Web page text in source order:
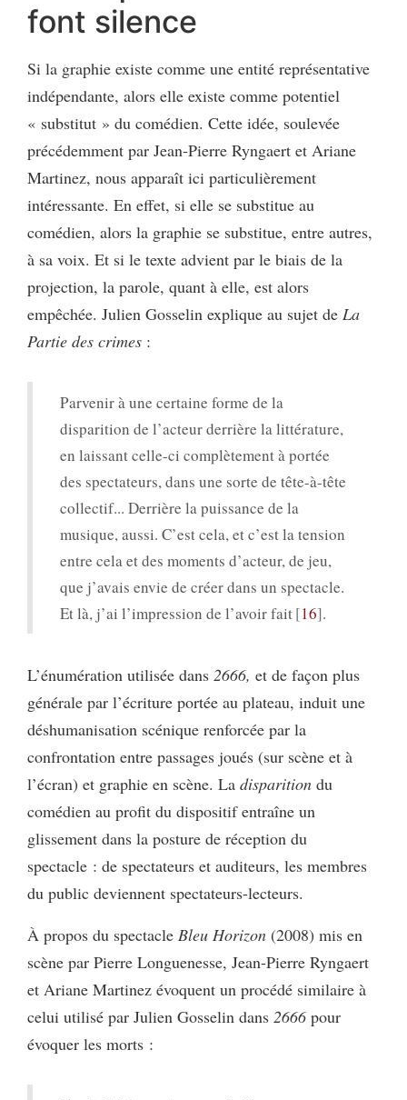
font silence
Si la graphie existe comme une entité représentative
indépendante, alors elle existe comme potentiel
« substitut » du comédien. Cette idée, soulevée
précédemment par Jean-Pierre Ryngaert et Ariane
Martinez, nous apparaît ici particulièrement
intéressante. En effet, si elle se substitue au
comédien, alors la graphie se substitue, entre autres,
à sa voix. Et si le texte advient par le biais de la
projection, la parole, quant à elle, est alors
empêchée. Julien Gosselin explique au sujet de La
Partie des crimes :
Parvenir à une certaine forme de la
disparition de l’acteur derrière la littérature,
en laissant celle-ci complètement à portée
des spectateurs, dans une sorte de tête-à-tête
collectif... Derrière la puissance de la
musique, aussi. C’est cela, et c’est la tension
entre cela et des moments d’acteur, de jeu,
que j’avais envie de créer dans un spectacle.
Et là, j’ai l’impression de l’avoir fait 16 .
L’énumération utilisée dans 2666, et de façon plus
générale par l’écriture portée au plateau, induit une
déshumanisation scénique renforcée par la
confrontation entre passages joués (sur scène et à
l’écran) et graphie en scène. La disparition du
comédien au profit du dispositif entraîne un
glissement dans la posture de réception du
spectacle : de spectateurs et auditeurs, les membres
du public deviennent spectateurs-lecteurs.
À propos du spectacle Bleu Horizon (2008) mis en
scène par Pierre Longuenesse, Jean-Pierre Ryngaert
et Ariane Martinez évoquent un procédé similaire à
celui utilisé par Julien Gosselin dans 2666 pour
évoquer les morts :